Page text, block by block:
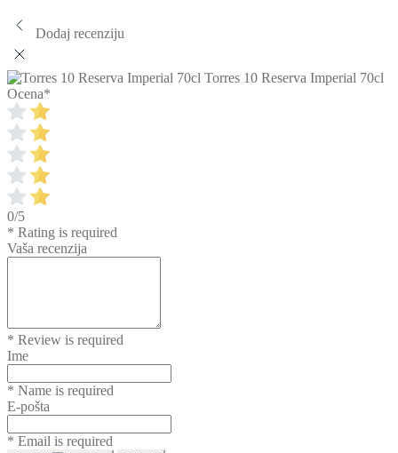
Dodaj recenziju
Torres 10 Reserva Imperial 70cl
Ocena*
0/5
* Rating is required
Vaša recenzija
* Review is required
Ime
* Name is required
E-pošta
* Email is required